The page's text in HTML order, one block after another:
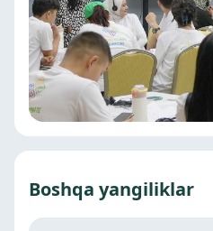
Boshqa yangiliklar